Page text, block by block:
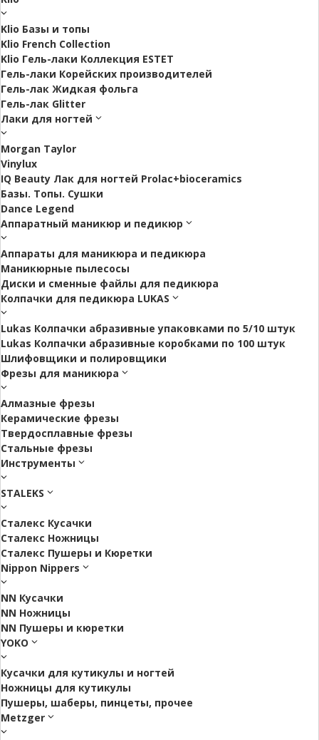
Klio Базы и топы
Klio French Collection
Klio Гель-лаки Коллекция ESTET
Гель-лаки Корейских производителей
Гель-лак Жидкая фольга
Гель-лак Glitter
Лаки для ногтей
Morgan Taylor
Vinylux
IQ Beauty Лак для ногтей Prolac+bioceramics
Базы. Топы. Сушки
Dance Legend
Аппаратный маникюр и педикюр
Аппараты для маникюра и педикюра
Маникюрные пылесосы
Диски и сменные файлы для педикюра
Колпачки для педикюра LUKAS
Lukas Колпачки абразивные упаковками по 5/10 штук
Lukas Колпачки абразивные коробками по 100 штук
Шлифовщики и полировщики
Фрезы для маникюра
Алмазные фрезы
Керамические фрезы
Твердосплавные фрезы
Стальные фрезы
Инструменты
STALEKS
Сталекс Кусачки
Сталекс Ножницы
Сталекс Пушеры и Кюретки
Nippon Nippers
NN Кусачки
NN Ножницы
NN Пушеры и кюретки
YOKO
Кусачки для кутикулы и ногтей
Ножницы для кутикулы
Пушеры, шаберы, пинцеты, прочее
Metzger